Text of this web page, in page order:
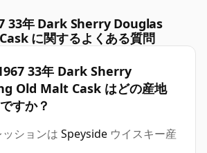
33年 Dark Sherry Douglas
に関するよくある質問
33年 Dark Sherry
Old Malt Cask はどの産地
すか？
ションは Speyside ウイスキー産